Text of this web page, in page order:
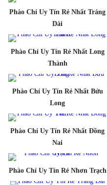
Phào Chỉ Uy Tín Rẻ Nhất Trảng
Dài
Phào Chỉ Uy Tín Rẻ Nhất Long
Thành
Phào Chỉ Uy Tín Rẻ Nhất Bửu
Long
Phào Chỉ Uy Tín Rẻ Nhất Đồng
Nai
Phào Chỉ Uy Tín Rẻ Nhơn Trạch